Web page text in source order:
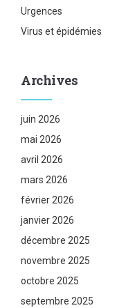
Urgences
Virus et épidémies
Archives
juin 2026
mai 2026
avril 2026
mars 2026
février 2026
janvier 2026
décembre 2025
novembre 2025
octobre 2025
septembre 2025